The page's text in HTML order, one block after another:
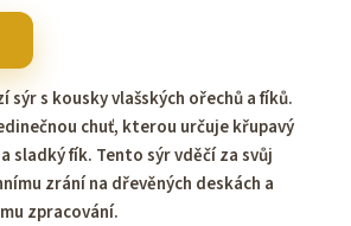
sýr s kousky vlašských ořechů a fíků.
chuť, kterou určuje křupavý
sladký fík. Tento sýr vděčí za svůj
zrání na dřevěných deskách a
zpracování.